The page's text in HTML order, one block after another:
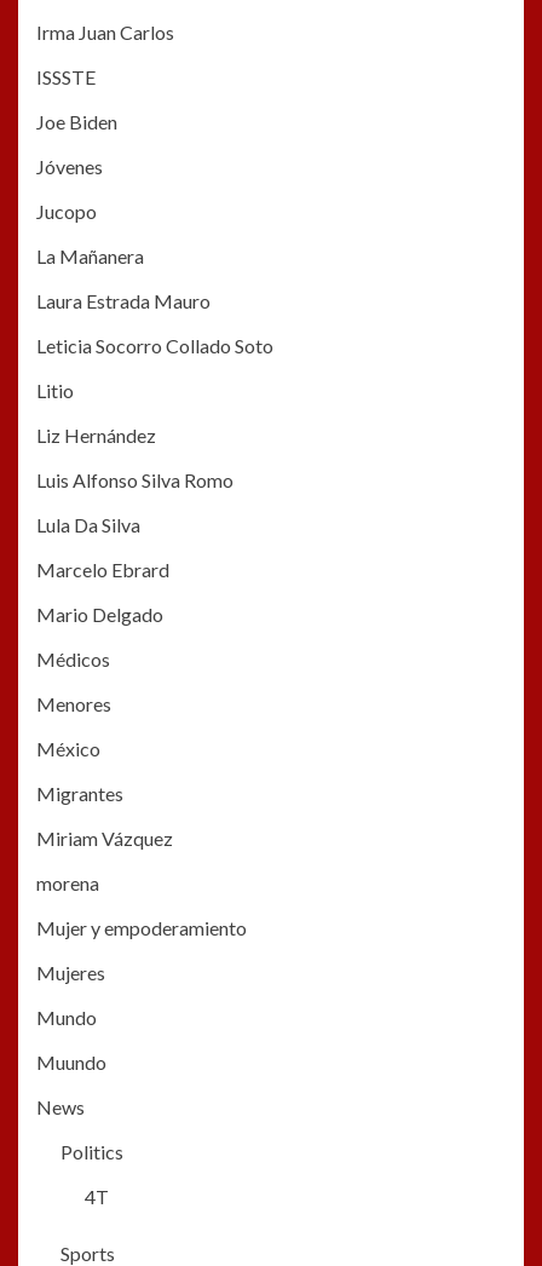
Irma Juan Carlos
ISSSTE
Joe Biden
Jóvenes
Jucopo
La Mañanera
Laura Estrada Mauro
Leticia Socorro Collado Soto
Litio
Liz Hernández
Luis Alfonso Silva Romo
Lula Da Silva
Marcelo Ebrard
Mario Delgado
Médicos
Menores
México
Migrantes
Miriam Vázquez
morena
Mujer y empoderamiento
Mujeres
Mundo
Muundo
News
Politics
4T
Sports